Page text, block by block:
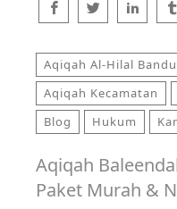
Aqiqah Al-Hilal
Aqiqah Kecamatan
Blog
Hukum
Aqiqah
Paket Murah &